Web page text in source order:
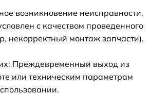
возникновение неисправности,
с качеством проведенного
некорректный монтаж запчасти).
Преждевременный выход из
или техническим параметрам